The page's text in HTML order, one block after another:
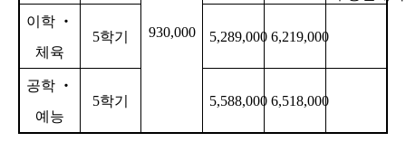
930,000
이학 ‧
체육
5학기 5,289,000 6,219,000
공학 ‧
예능
5학기 5,588,000 6,518,000